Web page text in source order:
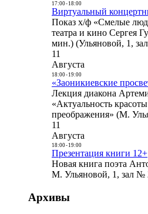
17:00- 18:00
Виртуальный
Показ х/ф «Смелые
театра и кино Сергея
мин.) (Ульяновой, 1,
11
Августа
18:00- 19:00
«Заоникиевские
Лекция диакона
«Актуальность
преображения» (М.
11
Августа
18:00- 19:00
Презентация книги 12+
Новая книга поэта
М. Ульяновой, 1, зал №
Архивы